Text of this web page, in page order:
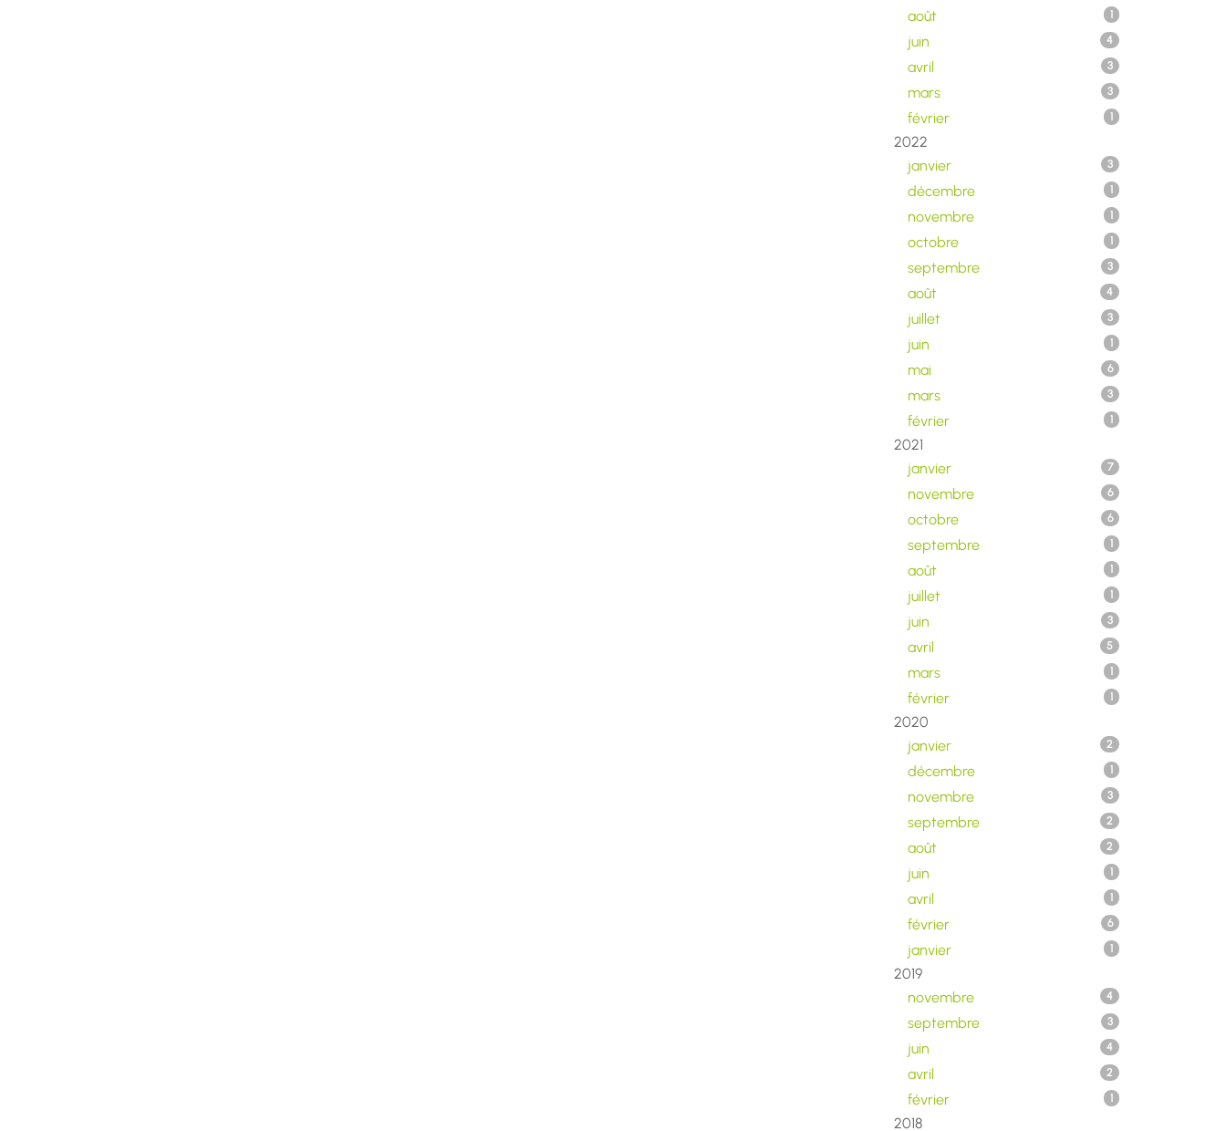
août 1
juin 4
avril 3
mars 3
février 1
2022
janvier
3
décembre 1
novembre 1
octobre 1
septembre 3
août 4
juillet 3
juin 1
mai 6
mars 3
février 1
2021
janvier
7
novembre 6
octobre 6
septembre 1
août 1
juillet 1
juin 3
avril 5
mars 1
février 1
2020
janvier
2
décembre 1
novembre 3
septembre 2
août 2
juin 1
avril 1
février 6
janvier 1
2019
novembre
4
septembre 3
juin 4
avril 2
février 1
2018